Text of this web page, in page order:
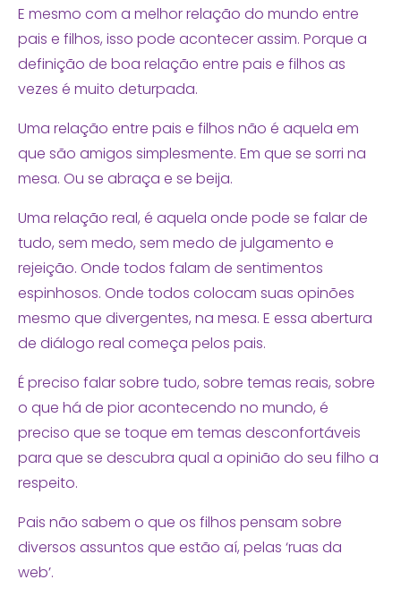
E mesmo com a melhor relação do mundo entre
pais e filhos, isso pode acontecer assim. Porque a
definição de boa relação entre pais e filhos as
vezes é muito deturpada.
Uma relação entre pais e filhos não é aquela em
que são amigos simplesmente. Em que se sorri na
mesa. Ou se abraça e se beija.
Uma relação real, é aquela onde pode se falar de
tudo, sem medo, sem medo de julgamento e
rejeição. Onde todos falam de sentimentos
espinhosos. Onde todos colocam suas opinões
mesmo que divergentes, na mesa. E essa abertura
de diálogo real começa pelos pais.
É preciso falar sobre tudo, sobre temas reais, sobre
o que há de pior acontecendo no mundo, é
preciso que se toque em temas desconfortáveis
para que se descubra qual a opinião do seu filho a
respeito.
Pais não sabem o que os filhos pensam sobre
diversos assuntos que estão aí, pelas ‘ruas da
web’.